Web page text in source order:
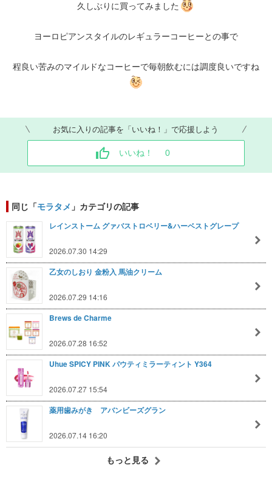
久しぶりに買ってみました
ヨーロピアンスタイルのレギュラーコーヒーとの事で
程良い苦みのマイルドなコーヒーで毎朝飲むには調度良いですね
お気に入りの記事を「いいね！」で応援しよう
いいね！ 0
同じ「モラタメ 」カテゴリの記事
レインストーム グァバストロベリー&ハーベストグレープ
2026.07.30 14:29
乙女のしおり 金粉入 馬油クリーム
2026.07.29 14:16
Brews de Charme
2026.07.28 16:52
Uhue SPICY PINK パウティミラーティント Y364
2026.07.27 15:54
薬用歯みがき アバンビーズグラン
2026.07.14 16:20
もっと見る